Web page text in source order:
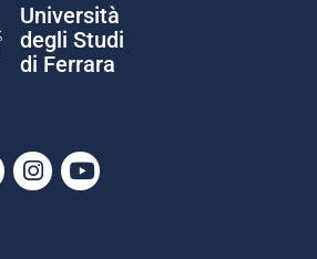
Università
degli Studi
di Ferrara
Instagram
Youtube